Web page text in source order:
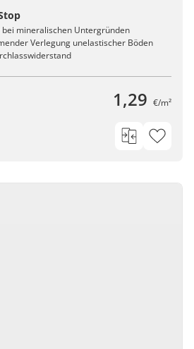
bei mineralischen Untergründen
Verlegung unelastischer Böden
1,29 €/m²